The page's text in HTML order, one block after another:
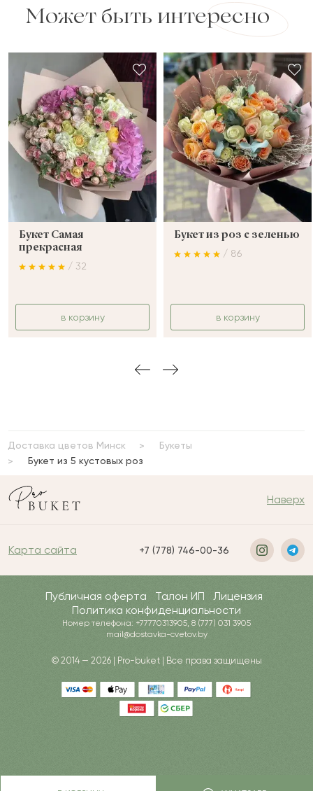
Сколько будет+
Отзыв будет опубликован после проверки.
Проверяем на спам.
ОСТАВИТЬ ОТЗЫВ
Может быть интересно
Букет Самая
прекрасная
/ 32
в корзину
Букет из роз с зеленью
/ 86
в корзину
Доставка цветов Минск
Букеты
Букет из 5 кустовых роз
Наверх
Карта сайта +7 (778) 746-00-36
Публичная оферта Талон ИП
Лицензия
Политика конфиденциальности
Номер телефона: +77770313905, 8 (777) 031 3905
mail@dostavka-cvetov.by
© 2014 — 2026 | Pro-buket | Все права защищены